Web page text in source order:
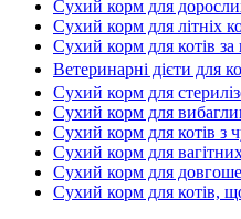
Сухий корм для
Сухий корм для літніх
Сухий корм для котів
Ветеринарні дієти для
Сухий корм для
Сухий корм для
Сухий корм для котів з
Сухий корм для
Сухий корм для
Сухий корм для котів,